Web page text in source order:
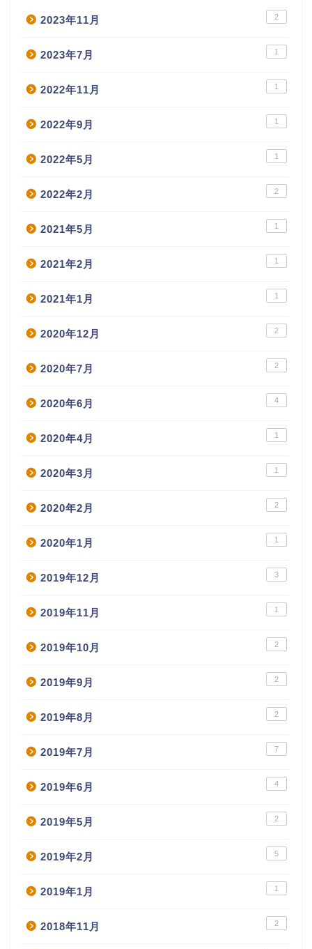
2023年11月 2
2023年7月 1
2022年11月 1
2022年9月 1
2022年5月 1
2022年2月 2
2021年5月 1
2021年2月 1
2021年1月 1
2020年12月 2
2020年7月 2
2020年6月 4
2020年4月 1
2020年3月 1
2020年2月 2
2020年1月 1
2019年12月 3
2019年11月 1
2019年10月 2
2019年9月 2
2019年8月 2
2019年7月 7
2019年6月 4
2019年5月 2
2019年2月 5
2019年1月 1
2018年11月 2